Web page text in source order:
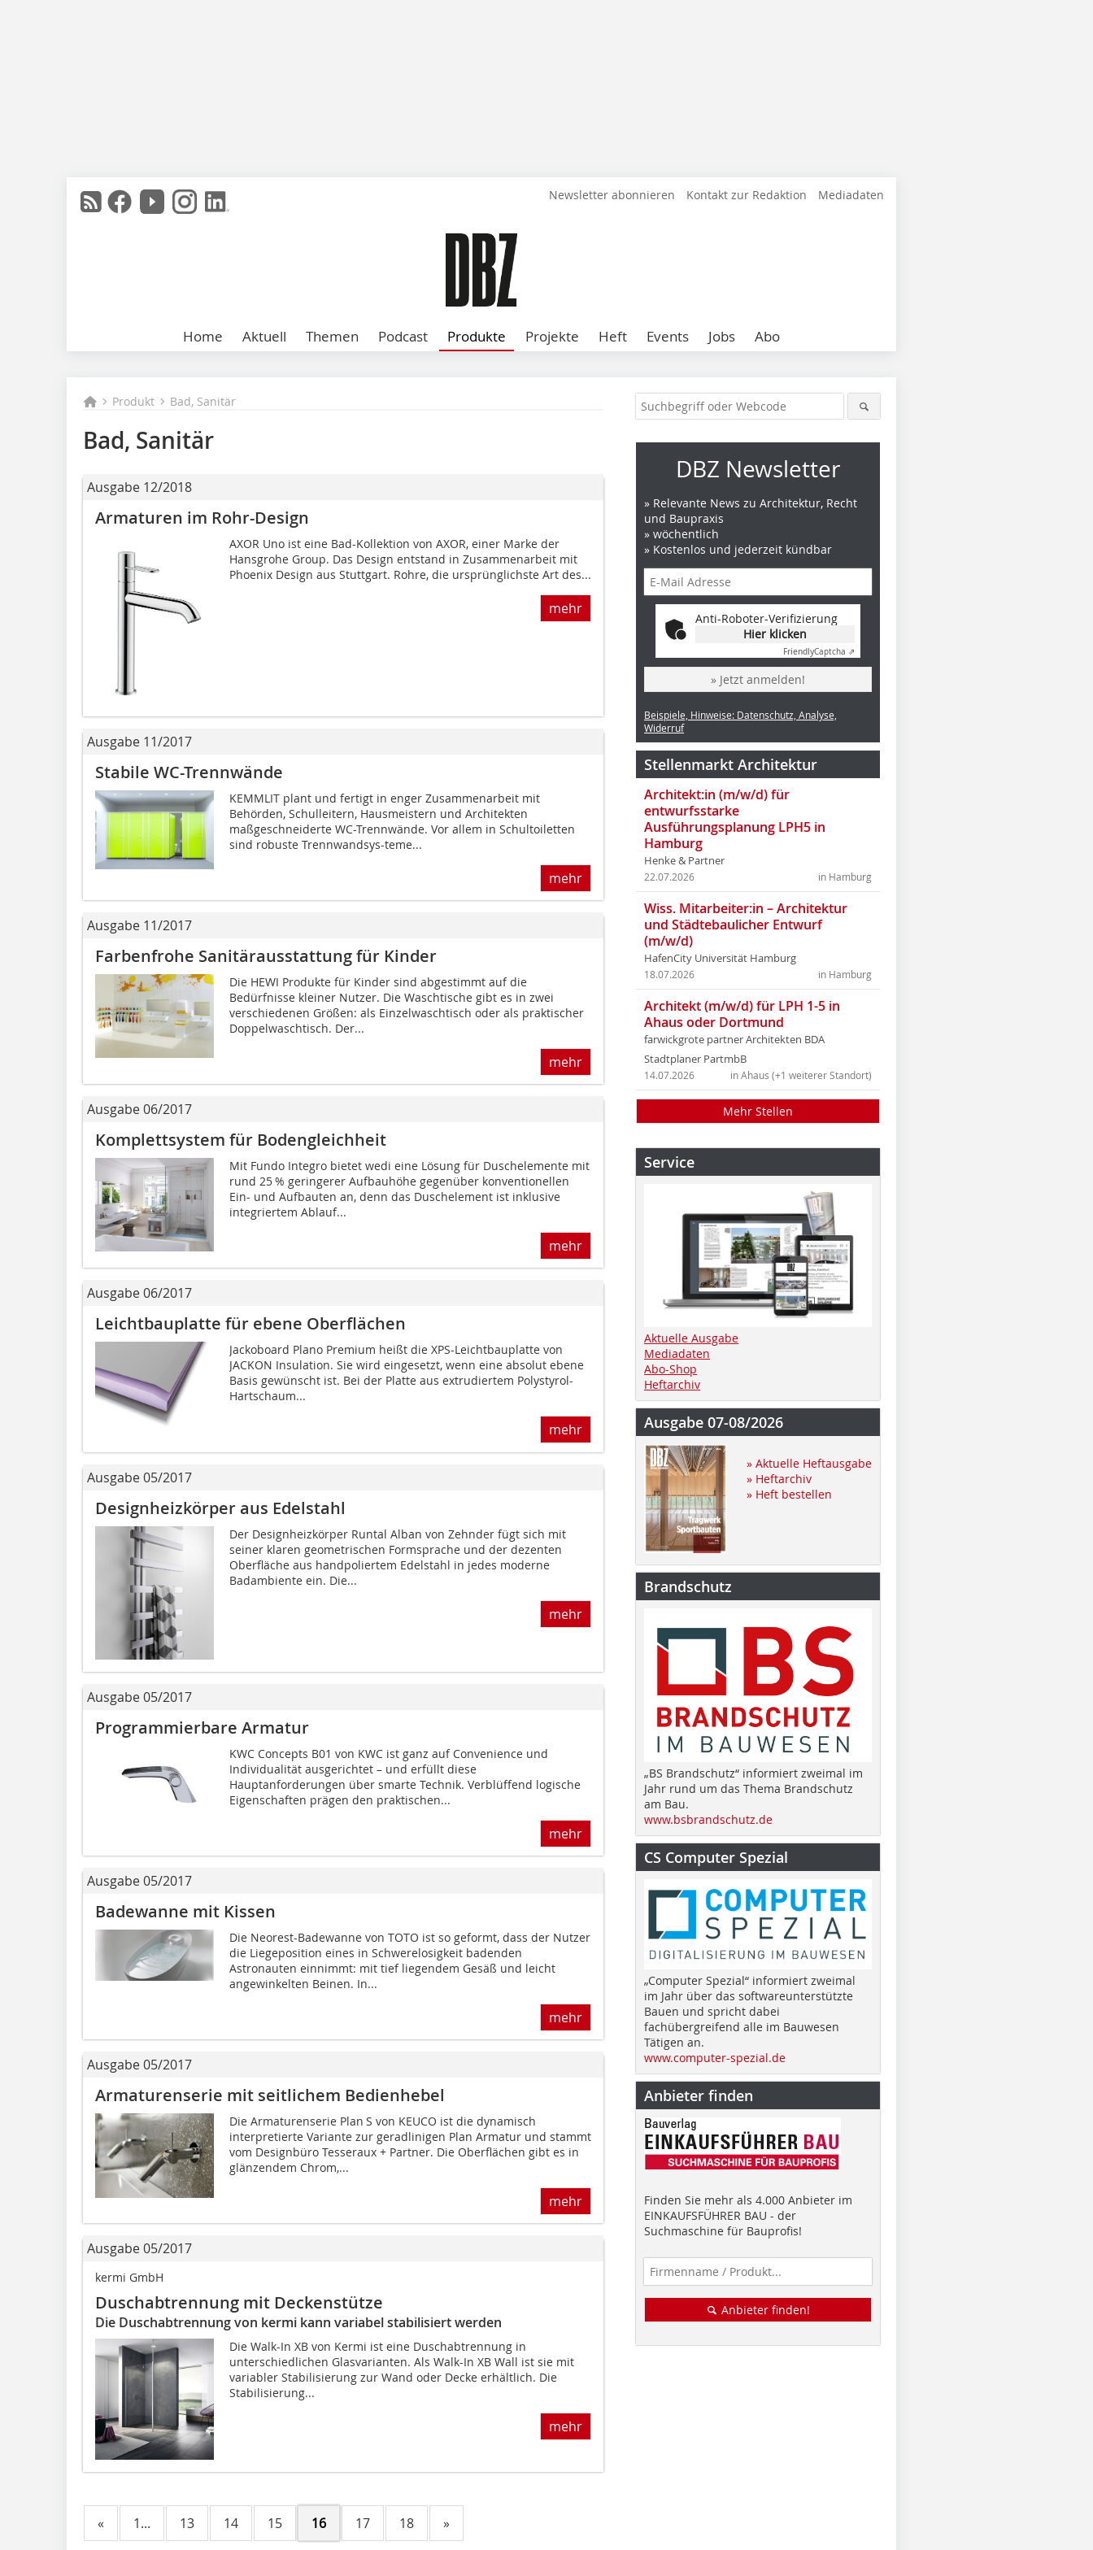
Newsletter abonnieren Kontakt zur Redaktion Mediadaten
Home Aktuell Themen Podcast Produkte Projekte Heft Events Jobs Abo
Produkt Bad, Sanitär
Bad, Sanitär
Ausgabe 12/2018
Armaturen im Rohr-Design
AXOR Uno ist eine Bad-Kollek­tion von AXOR, einer Marke der
Hansgrohe Group. Das Design entstand in Zusammenarbeit mit
Phoenix Design aus Stuttgart. Rohre, die ursprünglichste Art des...
mehr
Ausgabe 11/2017
Stabile WC-Trennwände
KEMMLIT plant und fertigt in enger Zusammenarbeit mit
Behörden, Schulleitern, Hausmeistern und Architekten
maßgeschneiderte WC-Trennwände. Vor allem in Schultoiletten
sind robuste Trennwandsys-teme...
mehr
Ausgabe 11/2017
Farbenfrohe Sanitärausstattung für Kinder
Die HEWI Produkte für Kinder sind abgestimmt auf die
Bedürfnisse kleiner Nutzer. Die Waschtische gibt es in zwei
verschiedenen Größen: als Einzelwaschtisch oder als praktischer
Doppelwaschtisch. Der...
mehr
Ausgabe 06/2017
Komplettsystem für Bodengleichheit
Mit Fundo Integro bietet wedi eine Lösung für Duschelemente mit
rund 25 % geringerer Aufbauhöhe gegenüber konventionellen
Ein- und Aufbauten an, denn das Duschelement ist inklusive
integriertem Ablauf...
mehr
Ausgabe 06/2017
Leichtbauplatte für ebene Oberflächen
Jackoboard Plano Premium heißt die XPS-Leichtbauplatte von
JACKON Insulation. Sie wird eingesetzt, wenn eine absolut ebene
Basis gewünscht ist. Bei der Platte aus extrudiertem Polystyrol-
Hartschaum...
mehr
Ausgabe 05/2017
Designheizkörper aus Edelstahl
Der Designheizkörper Runtal Alban von Zehnder fügt sich mit
seiner klaren geometrischen Formsprache und der dezenten
Oberfläche aus handpoliertem Edelstahl in jedes moderne
Badambiente ein. Die...
mehr
Ausgabe 05/2017
Programmierbare Armatur
KWC Concepts B01 von KWC ist ganz auf Convenience und
Individualität ausgerichtet – und erfüllt diese
Hauptanforderungen über smarte Technik. Verblüffend logische
Eigenschaften prägen den praktischen...
mehr
Ausgabe 05/2017
Badewanne mit Kissen
Die Neorest-Badewanne von TOTO ist so geformt, dass der Nutzer
die Liegeposition eines in Schwerelosigkeit badenden
Astronauten einnimmt: mit tief liegendem Gesäß und leicht
angewinkelten Beinen. In...
mehr
Ausgabe 05/2017
Armaturenserie mit seitlichem Bedienhebel
Die Armaturenserie Plan S von KEUCO ist die dynamisch
interpretierte Variante zur geradlinigen Plan Armatur und stammt
vom Designbüro Tesseraux + Partner. Die Oberflächen gibt es in
glänzendem Chrom,...
mehr
Ausgabe 05/2017
kermi GmbH
Duschabtrennung mit Deckenstütze
Die Duschabtrennung von kermi kann variabel stabilisiert werden
Die Walk-In XB von Kermi ist eine Duschabtrennung in
unterschiedlichen Glasvarianten. Als Walk-In XB Wall ist sie mit
variabler Stabilisierung zur Wand oder Decke erhältlich. Die
Stabilisierung...
mehr
« 1... 13 14 15 16 17 18 »
DBZ Newsletter
» Relevante News zu Architektur, Recht
und Baupraxis
» wöchentlich
» Kostenlos und jederzeit kündbar
Anti-Roboter-Verifizierung
Hier klicken
FriendlyCaptcha ⇗
» Jetzt anmelden!
Beispiele, Hinweise: Datenschutz, Analyse,
Widerruf
Stellenmarkt Architektur
Architekt:in (m/w/d) für
entwurfsstarke
Ausführungsplanung LPH5 in
Hamburg
Henke & Partner
in Hamburg
22.07.2026
Wiss. Mitarbeiter:in – Architektur
und Städtebaulicher Entwurf
(m/w/d)
HafenCity Universität Hamburg
in Hamburg
18.07.2026
Architekt (m/w/d) für LPH 1-5 in
Ahaus oder Dortmund
farwickgrote partner Architekten BDA
Stadtplaner PartmbB
in Ahaus (+1 weiterer Standort)
14.07.2026
Mehr Stellen
Service
Aktuelle Ausgabe
Mediadaten
Abo-Shop
Heftarchiv
Ausgabe 07-08/2026
» Aktuelle Heftausgabe
» Heftarchiv
» Heft bestellen
Brandschutz
„BS Brandschutz“ informiert zweimal im
Jahr rund um das Thema Brandschutz
am Bau.
www.bsbrandschutz.de
CS Computer Spezial
„Computer Spezial“ informiert zweimal
im Jahr über das softwareunterstützte
Bauen und spricht dabei
fachübergreifend alle im Bauwesen
Tätigen an.
www.computer-spezial.de
Anbieter finden
Finden Sie mehr als 4.000 Anbieter im
EINKAUFSFÜHRER BAU - der
Suchmaschine für Bauprofis!
Anbieter finden!